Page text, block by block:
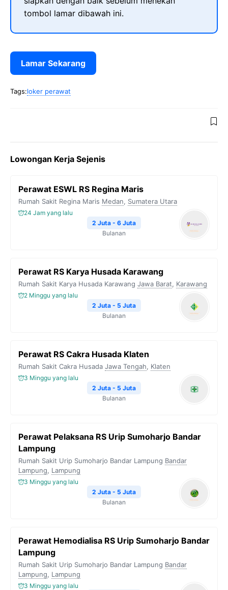
tombol lamar dibawah ini.
Lamar Sekarang
Tags:loker perawat
Lowongan Kerja Sejenis
Perawat ESWL RS Regina Maris
Rumah Sakit Regina Maris Medan, Sumatera Utara
24 Jam yang lalu
2 Juta - 6 Juta
Bulanan
Perawat RS Karya Husada Karawang
Rumah Sakit Karya Husada Karawang Jawa Barat, Karawang
2 Minggu yang lalu
2 Juta - 5 Juta
Bulanan
Perawat RS Cakra Husada Klaten
Rumah Sakit Cakra Husada Jawa Tengah, Klaten
3 Minggu yang lalu
2 Juta - 5 Juta
Bulanan
Perawat Pelaksana RS Urip Sumoharjo Bandar
Lampung
Rumah Sakit Urip Sumoharjo Bandar Lampung Bandar
Lampung, Lampung
3 Minggu yang lalu
2 Juta - 5 Juta
Bulanan
Perawat Hemodialisa RS Urip Sumoharjo Bandar
Lampung
Rumah Sakit Urip Sumoharjo Bandar Lampung Bandar
Lampung, Lampung
3 Minggu yang lalu